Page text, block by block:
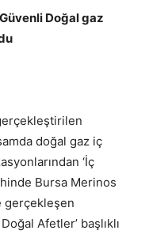
Doğal gaz
doğal gaz iç
‘İç
Bursa Merinos
gerçekleşen
Afetler’ başlıklı